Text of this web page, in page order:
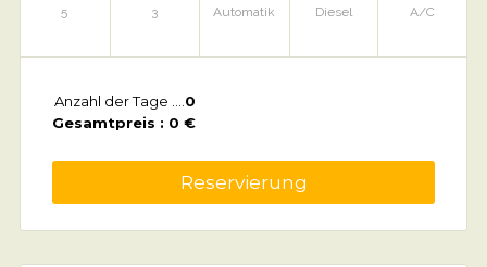
5 3 Automatik Diesel A/C
Anzahl der Tage ....0
Gesamtpreis : 0 €
Reservierung